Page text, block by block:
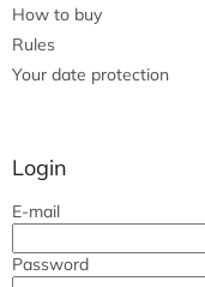
How to buy
Rules
Your date protection
Login
E-mail
Password